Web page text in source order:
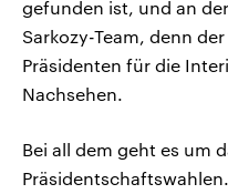
gefunden ist, und an
Sarkozy-Team, denn
Präsidenten für die
Nachsehen.
Bei all dem geht es um